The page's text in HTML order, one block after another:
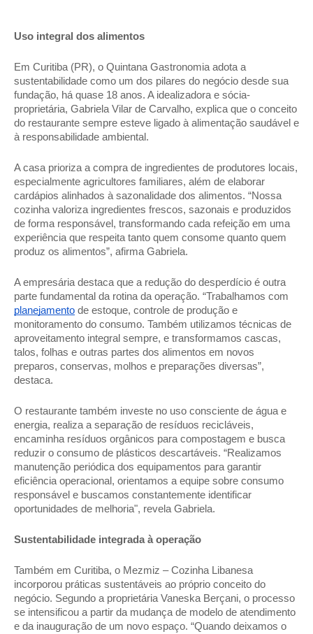
Uso integral dos alimentos
Em Curitiba (PR), o Quintana Gastronomia adota a
sustentabilidade como um dos pilares do negócio desde sua
fundação, há quase 18 anos. A idealizadora e sócia-
proprietária, Gabriela Vilar de Carvalho, explica que o conceito
do restaurante sempre esteve ligado à alimentação saudável e
à responsabilidade ambiental.
A casa prioriza a compra de ingredientes de produtores locais,
especialmente agricultores familiares, além de elaborar
cardápios alinhados à sazonalidade dos alimentos. “Nossa
cozinha valoriza ingredientes frescos, sazonais e produzidos
de forma responsável, transformando cada refeição em uma
experiência que respeita tanto quem consome quanto quem
produz os alimentos”, afirma Gabriela.
A empresária destaca que a redução do desperdício é outra
planejamento de estoque, controle de produção e
monitoramento do consumo. Também utilizamos técnicas de
aproveitamento integral sempre, e transformamos cascas,
talos, folhas e outras partes dos alimentos em novos
preparos, conservas, molhos e preparações diversas”,
destaca.
O restaurante também investe no uso consciente de água e
energia, realiza a separação de resíduos recicláveis,
encaminha resíduos orgânicos para compostagem e busca
reduzir o consumo de plásticos descartáveis. “Realizamos
manutenção periódica dos equipamentos para garantir
eficiência operacional, orientamos a equipe sobre consumo
responsável e buscamos constantemente identificar
oportunidades de melhoria", revela Gabriela.
Sustentabilidade integrada à operação
Também em Curitiba, o Mezmiz – Cozinha Libanesa
incorporou práticas sustentáveis ao próprio conceito do
negócio. Segundo a proprietária Vaneska Berçani, o processo
se intensificou a partir da mudança de modelo de atendimento
e da inauguração de um novo espaço. “Quando deixamos o